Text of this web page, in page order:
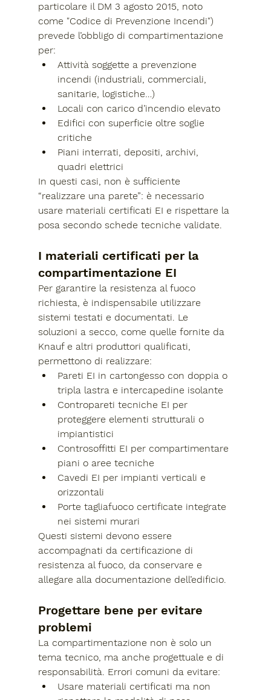
particolare il DM 3 agosto 2015, noto
come "Codice di Prevenzione Incendi")
prevede l’obbligo di compartimentazione
per:
Attività soggette a prevenzione
incendi (industriali, commerciali,
sanitarie, logistiche…)
Locali con carico d’incendio elevato
Edifici con superficie oltre soglie
critiche
Piani interrati, depositi, archivi,
quadri elettrici
In questi casi, non è sufficiente
“realizzare una parete”: è necessario
usare materiali certificati EI e rispettare la
posa secondo schede tecniche validate.
I materiali certificati per la
compartimentazione EI
Per garantire la resistenza al fuoco
richiesta, è indispensabile utilizzare
sistemi testati e documentati. Le
soluzioni a secco, come quelle fornite da
Knauf e altri produttori qualificati,
permettono di realizzare:
Pareti EI in cartongesso con doppia o
tripla lastra e intercapedine isolante
Contropareti tecniche EI per
proteggere elementi strutturali o
impiantistici
Controsoffitti EI per compartimentare
piani o aree tecniche
Cavedi EI per impianti verticali e
orizzontali
Porte tagliafuoco certificate integrate
nei sistemi murari
Questi sistemi devono essere
accompagnati da certificazione di
resistenza al fuoco, da conservare e
allegare alla documentazione dell’edificio.
Progettare bene per evitare
problemi
La compartimentazione non è solo un
tema tecnico, ma anche progettuale e di
responsabilità. Errori comuni da evitare:
Usare materiali certificati ma non